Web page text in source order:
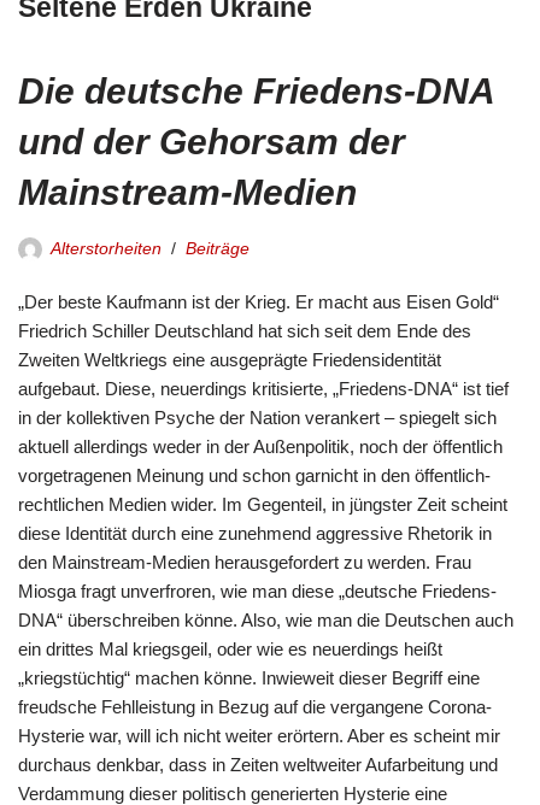
Seltene Erden Ukraine
Die deutsche Friedens-DNA
und der Gehorsam der
Mainstream-Medien
Alterstorheiten Beiträge
„Der beste Kaufmann ist der Krieg. Er macht aus Eisen Gold“
Friedrich Schiller Deutschland hat sich seit dem Ende des
Zweiten Weltkriegs eine ausgeprägte Friedensidentität
aufgebaut. Diese, neuerdings kritisierte, „Friedens-DNA“ ist tief
in der kollektiven Psyche der Nation verankert – spiegelt sich
aktuell allerdings weder in der Außenpolitik, noch der öffentlich
vorgetragenen Meinung und schon garnicht in den öffentlich-
rechtlichen Medien wider. Im Gegenteil, in jüngster Zeit scheint
diese Identität durch eine zunehmend aggressive Rhetorik in
den Mainstream-Medien herausgefordert zu werden. Frau
Miosga fragt unverfroren, wie man diese „deutsche Friedens-
DNA“ überschreiben könne. Also, wie man die Deutschen auch
ein drittes Mal kriegsgeil, oder wie es neuerdings heißt
„kriegstüchtig“ machen könne. Inwieweit dieser Begriff eine
freudsche Fehlleistung in Bezug auf die vergangene Corona-
Hysterie war, will ich nicht weiter erörtern. Aber es scheint mir
durchaus denkbar, dass in Zeiten weltweiter Aufarbeitung und
Verdammung dieser politisch generierten Hysterie eine